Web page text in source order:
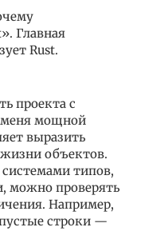
Главная
Rust.
проекта с
меня мощной
выразить
объектов.
типов,
можно проверять
Например,
строки —